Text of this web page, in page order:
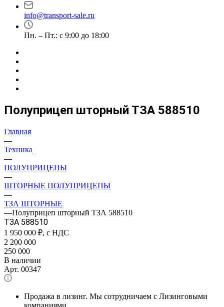
info@transport-sale.ru
Пн. – Пт.: с 9:00 до 18:00
Полуприцеп шторный ТЗА 588510
Главная
—
Техника
—
ПОЛУПРИЦЕПЫ
—
ШТОРНЫЕ ПОЛУПРИЦЕПЫ
—
ТЗА ШТОРНЫЕ
—Полуприцеп шторный ТЗА 588510
ТЗА 588510
1 950 000 ₽, с НДС
2 200 000
250 000
В наличии
Арт. 00347
Продажа в лизинг. Мы сотрудничаем с Лизинговыми
компаниями